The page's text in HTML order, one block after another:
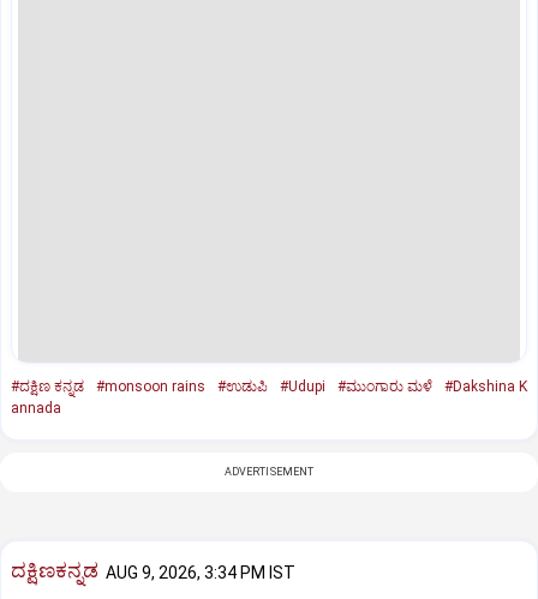
#ದಕ್ಷಿಣ ಕನ್ನಡ #monsoon rains #ಉಡುಪಿ #Udupi #ಮುಂಗಾರು ಮಳೆ
#Dakshina K
annada
ADVERTISEMENT
ದಕ್ಷಿಣಕನ್ನಡ AUG 9, 2026, 3:34 PM IST